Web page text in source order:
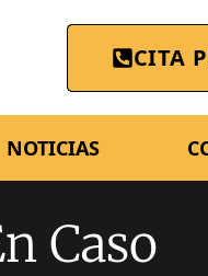
CITA
NOTICIAS
Caso